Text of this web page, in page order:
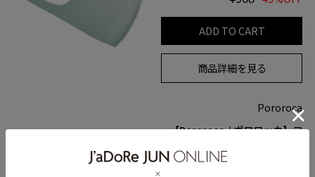
ADD TO CART
商品詳細を見る
Pororoca
【Pororoca / ポロロッカ】コ
ントロールカラーマスク ルド
ラクシャブラウン